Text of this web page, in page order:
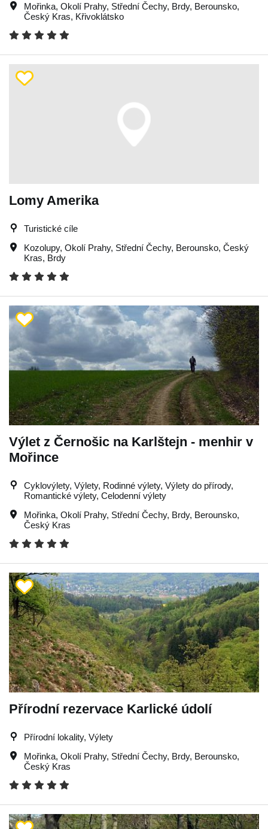
Mořinka, Okolí Prahy, Střední Čechy, Brdy, Berounsko,
Český Kras, Křivoklátsko
Lomy Amerika
Turistické cíle
Kozolupy, Okolí Prahy, Střední Čechy, Berounsko, Český
Kras, Brdy
Výlet z Černošic na Karlštejn - menhir v
Mořince
Cyklovýlety, Výlety, Rodinné výlety, Výlety do přírody,
Romantické výlety, Celodenní výlety
Mořinka, Okolí Prahy, Střední Čechy, Brdy, Berounsko,
Český Kras
Přírodní rezervace Karlické údolí
Přírodní lokality, Výlety
Mořinka, Okolí Prahy, Střední Čechy, Brdy, Berounsko,
Český Kras